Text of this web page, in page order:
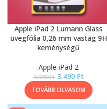
Apple iPad 2 Lumann Glass
üvegfólia 0,26 mm vastag 9H
keménységű
Apple iPad 2
3.990Ft 3.490 Ft
TOVÁBB OLVASOM